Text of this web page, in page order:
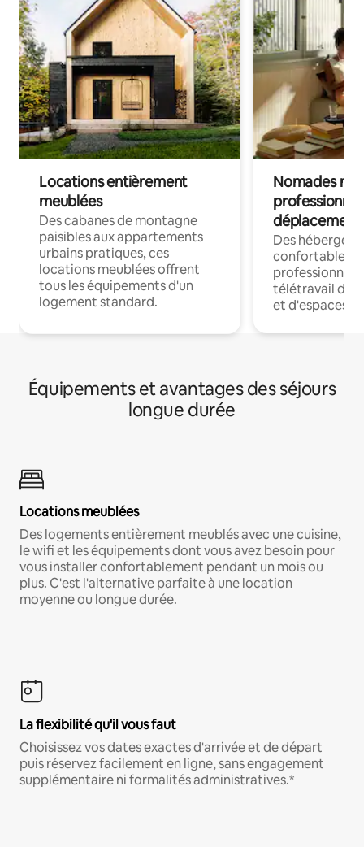
Locations entièrement
meublées
Des cabanes de montagne
paisibles aux appartements
urbains pratiques, ces
locations meublées offrent
tous les équipements d'un
logement standard.
Nomades
déplacement
Des
confortables
professionnels
télétravail
et d'espaces
Équipements et avantages des séjours
longue durée
Locations meublées
Des logements entièrement meublés avec une cuisine,
le wifi et les équipements dont vous avez besoin pour
vous installer confortablement pendant un mois ou
plus. C'est l'alternative parfaite à une location
moyenne ou longue durée.
La flexibilité qu'il vous faut
Choisissez vos dates exactes d'arrivée et de départ
puis réservez facilement en ligne, sans engagement
supplémentaire ni formalités administratives.*